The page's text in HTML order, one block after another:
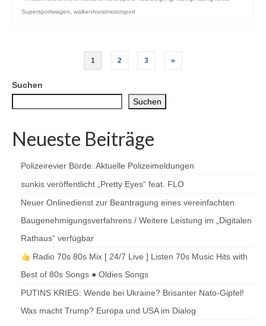
Supersportwagen, walkenhorstmotorsport
Seitennummerierung
der
Beiträge
1 2 3 »
Suchen
Suchen
Neueste Beiträge
Polizeirevier Börde: Aktuelle Polizeimeldungen
sunkis veröffentlicht „Pretty Eyes“ feat. FLO
Neuer Onlinedienst zur Beantragung eines vereinfachten
Baugenehmigungsverfahrens / Weitere Leistung im „Digitalen
Rathaus“ verfügbar
Radio 70s 80s Mix [ 24/7 Live ] Listen 70s Music Hits with
Best of 80s Songs ● Oldies Songs
PUTINS KRIEG: Wende bei Ukraine? Brisanter Nato-Gipfel!
Was macht Trump? Europa und USA im Dialog